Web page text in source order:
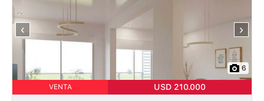
‹ ›
6
VENTA USD 210.000